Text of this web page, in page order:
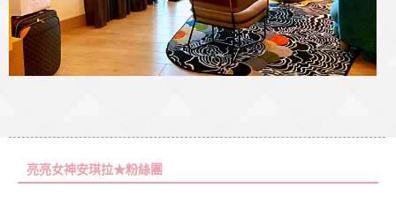
亮亮女神安琪拉★粉絲團